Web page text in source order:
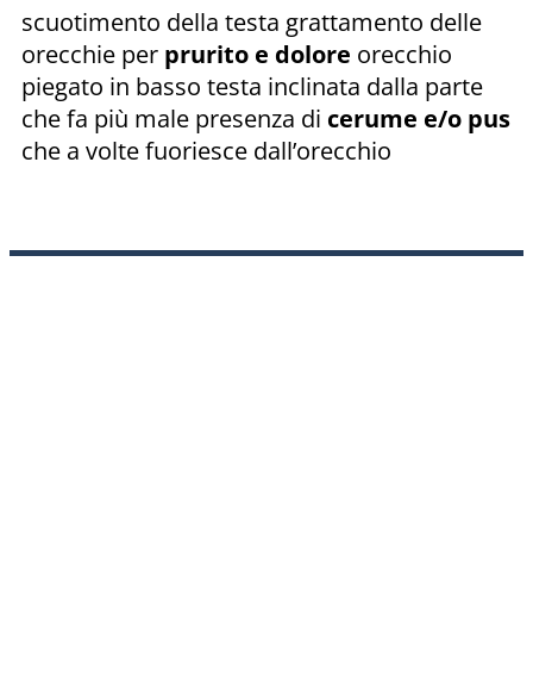
scuotimento della testa grattamento delle
orecchie per prurito e dolore orecchio
piegato in basso testa inclinata dalla parte
che fa più male presenza di cerume e/o pus
che a volte fuoriesce dall’orecchio